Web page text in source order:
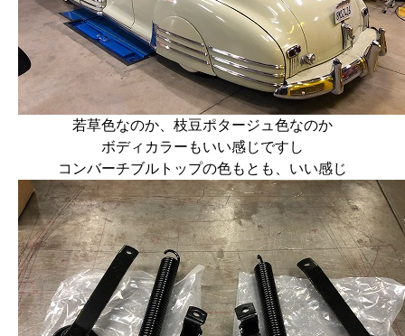
若草色なのか、枝豆ポタージュ色なのか
ボディカラーもいい感じですし
コンバーチブルトップの色もとも、いい感じ